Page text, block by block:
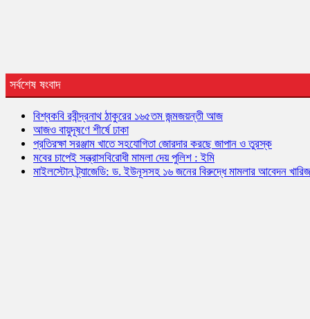
সর্বশেষ ষংবাদ
বিশ্বকবি রবীন্দ্রনাথ ঠাকুরের ১৬৫তম জন্মজয়ন্তী আজ
আজও বায়ুদূষণে শীর্ষে ঢাকা
প্রতিরক্ষা সরঞ্জাম খাতে সহযোগিতা জোরদার করছে জাপান ও তুরস্ক
মবের চাপেই সন্ত্রাসবিরোধী মামলা দেয় পুলিশ : ইমি
মাইলস্টোন ট্র্যাজেডি: ড. ইউনূসসহ ১৬ জনের বিরুদ্ধে মামলার আবেদন খারিজ